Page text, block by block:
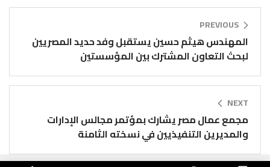
PREVIOUS
المهندس هيثم حسين يستقبل وفد حديد المصريين
لبحث التعاون المشترك بين المؤسستين
NEXT
مجمع عمال مصر يشارك بمؤتمر مجالس الإدارات
والمديرين التنفيذيين في نسخته الثامنة